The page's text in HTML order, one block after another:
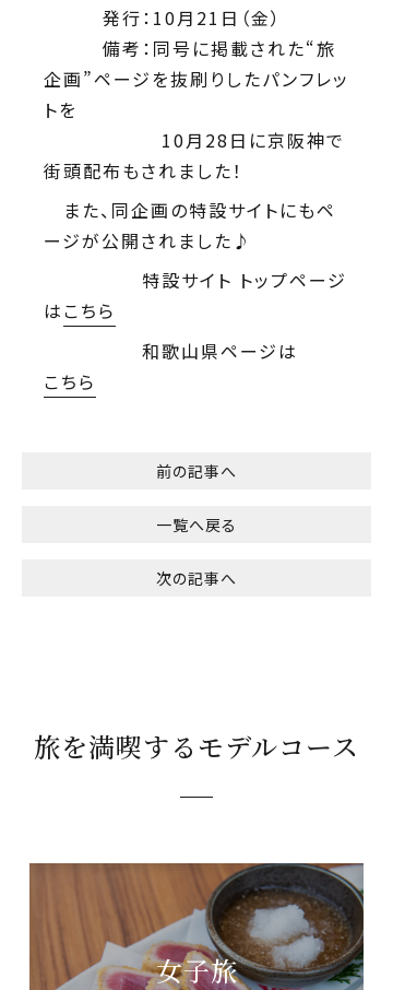
発行：10月21日（金）
備考：同号に掲載された“旅
企画”ページを抜刷りしたパンフレッ
トを
10月28日に京阪神で
街頭配布もされました！
また、同企画の特設サイトにもペ
ージが公開されました♪
特設サイト トップページ
はこちら
和歌山県ページは
こちら
前の記事へ
一覧へ戻る
次の記事へ
旅を満喫するモデルコース
女子旅